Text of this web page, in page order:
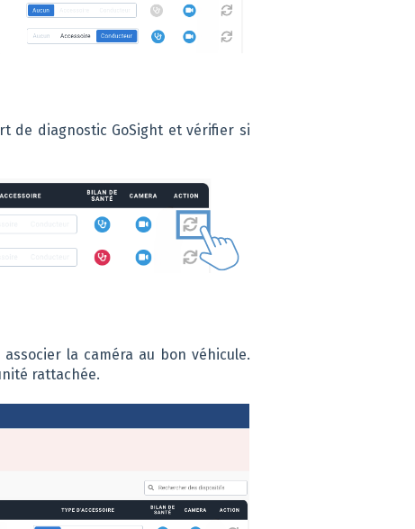
de diagnostic GoSight et vérifier si
la caméra au bon véhicule.
rattachée.